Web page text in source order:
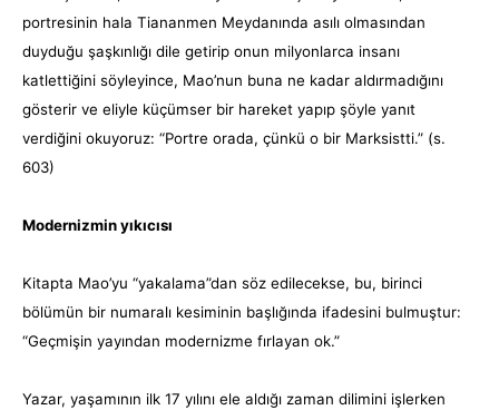
portresinin hala Tiananmen Meydanında asılı olmasından
duyduğu şaşkınlığı dile getirip onun milyonlarca insanı
katlettiğini söyleyince, Mao’nun buna ne kadar aldırmadığını
gösterir ve eliyle küçümser bir hareket yapıp şöyle yanıt
verdiğini okuyoruz: “Portre orada, çünkü o bir Marksistti.” (s.
603)
Modernizmin yıkıcısı
Kitapta Mao’yu “yakalama”dan söz edilecekse, bu, birinci
bölümün bir numaralı kesiminin başlığında ifadesini bulmuştur:
“Geçmişin yayından modernizme fırlayan ok.”
Yazar, yaşamının ilk 17 yılını ele aldığı zaman dilimini işlerken